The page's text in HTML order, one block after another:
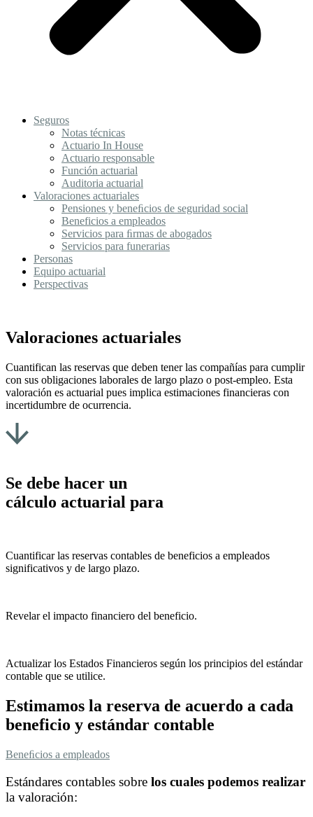
Seguros
Notas técnicas
Actuario In House
Actuario responsable
Función actuarial
Auditoria actuarial
Valoraciones actuariales
Pensiones y beneﬁcios de seguridad social
Beneficios a empleados
Servicios para ﬁrmas de abogados
Servicios para funerarias
Personas
Equipo actuarial
Perspectivas
Valoraciones actuariales
Cuantifican las reservas que deben tener las compañías para cumplir
con sus obligaciones laborales de largo plazo o post-empleo. Esta
valoración es actuarial pues implica estimaciones financieras con
incertidumbre de ocurrencia.
Se debe hacer un
cálculo actuarial para
Cuantificar las reservas contables de beneficios a empleados
significativos y de largo plazo.
Revelar el impacto financiero del beneficio.
Actualizar los Estados Financieros según los principios del estándar
contable que se utilice.
Estimamos la reserva de acuerdo a cada
beneficio y estándar contable
Beneﬁcios a empleados
Estándares contables sobre los cuales podemos realizar
la valoración: